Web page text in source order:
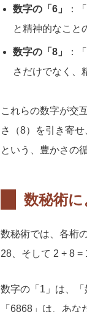
数字の「6」
：
と精神的なこと
数字の「8」
：
さだけでなく、
これらの数字が交
さ（8）を引き寄
という、豊かさの
数秘術に
数秘術では、各桁
28、そして 2 + 8 =
数字の「1」は、
「6868」は、あ